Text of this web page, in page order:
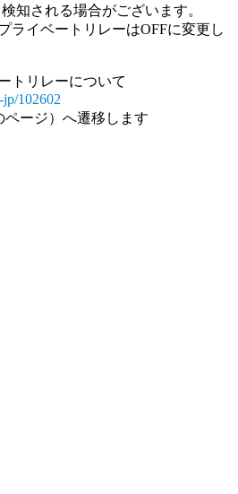
知される場合がございます。
ライベートリレーはOFFに変更し
トリレーについて
jp/102602
ージ）へ遷移します